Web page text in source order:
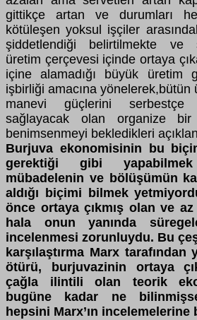
gittikçe artan ve durumları
kötüleşen yoksul işçiler
şiddetlendiği belirtilmekte ve
üretim çerçevesi içinde ortaya
içine alamadığı büyük üretim
işbirliği amacına
manevi güçlerini serbestçe
sağlayacak olan organize bir
benimsenmeyi bekledikleri
Burjuva ekonomisinin bu
gerektiği gibi
mübadelenin ve bölüşümün
aldığı biçimi bilmek
önce ortaya çıkmış olan ve
hala onun yanında
incelenmesi zorunluydu. Bu
karşılaştırma Marx tarafından
ötürü, burjuvazinin ortaya
çağla ilintili olan teorik
bugüne kadar ne
hepsini Marx’ın incelemelerine